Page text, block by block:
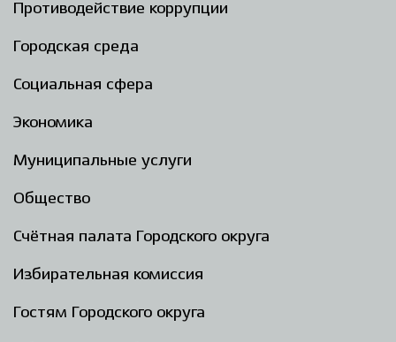
Противодействие коррупции
Городская среда
Социальная сфера
Экономика
Муниципальные услуги
Общество
Счётная палата Городского округа
Избирательная комиссия
Гостям Городского округа